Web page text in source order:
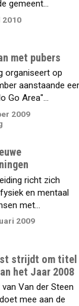
gemeent...
2010
met pubers
organiseert op
aanstaande
Go Area"...
2009
richt zich
en mentaal
met...
2009
strijdt om titel
het Jaar 2008
Van der Steen
mee aan de